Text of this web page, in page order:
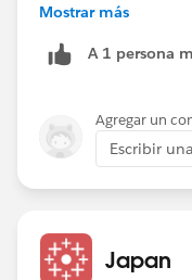
snowflake-
ースがあるようで
ただし、ヘルプな
よる動作について
題が生じて
こちらのTableauの
Mostrar más
A 1 persona
Agregar un
Escribir
Japan